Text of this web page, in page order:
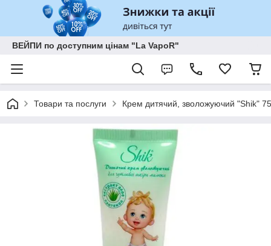
ВЕЙПИ по доступним цінам "La VapoR"
Товари та послуги Крем дитячий, зволожуючий "Shik"